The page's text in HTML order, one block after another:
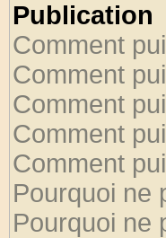
Publication
Comment
Comment
Comment
Comment
Comment
Pourquoi ne
Pourquoi ne